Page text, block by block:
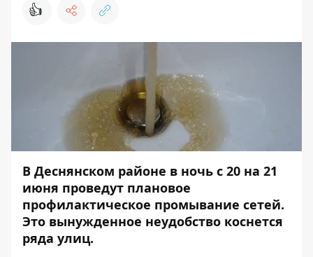
👍
В Деснянском районе в ночь с 20 на 21
июня проведут плановое
профилактическое промывание сетей.
Это вынужденное неудобство коснется
ряда улиц.